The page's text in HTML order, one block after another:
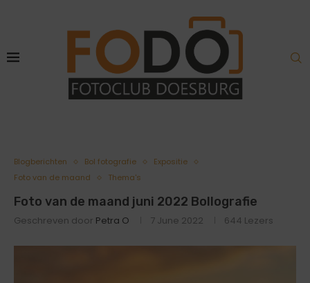
Blogberichten Bol fotografie
Expositie
Foto van de maand
Thema's
Foto van de maand juni 2022 Bollografie
Geschreven door Petra O 7 June 2022 644 Lezers